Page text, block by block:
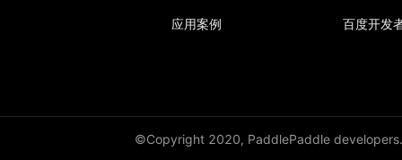
应用案例 百度开发
©Copyright 2020, PaddlePaddle developers.